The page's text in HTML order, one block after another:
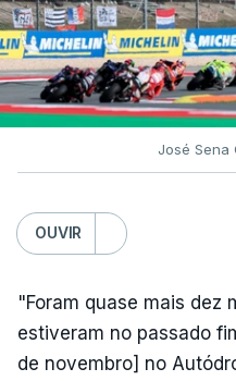
José Sena
OUVIR
"Foram quase mais dez
estiveram no passado
de novembro] no